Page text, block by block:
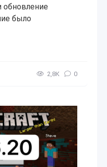
обновление
было
2,8К 0